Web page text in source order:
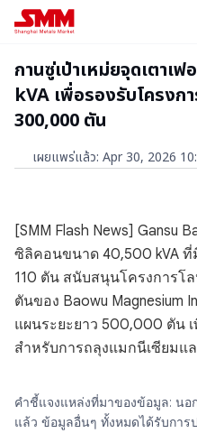
กานซู่เป่าเหม่ยจุดเตาเ
kVA เพื่อรองรับโครงก
300,000 ตัน
เผยแพร่แล้ว: Apr 30, 2026
[SMM Flash News] Gansu
ซิลิคอนขนาด 40,500 kVA
110 ตัน สนับสนุนโครงการโ
ตันของ Baowu
แผนระยะยาว 500,000 ตัน
สำหรับการถลุงแมกนีเซียมแ
คำชี้แจงแหล่งที่มาของข้อมูล: นอ
แล้ว ข้อมูลอื่นๆ ทั้งหมดได้รับกา